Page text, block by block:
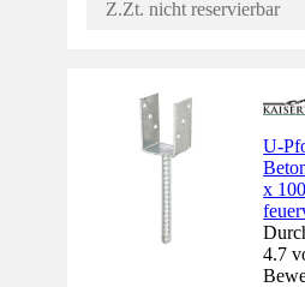
Z.Zt. nicht reservierbar
U-
x
4.7